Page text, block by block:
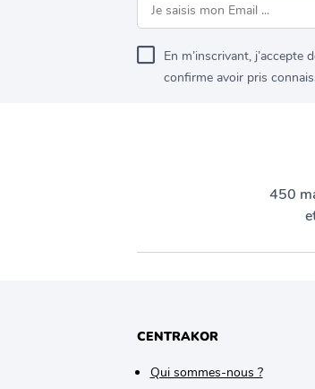
En m’inscrivant,
confirme avoir pris
450
CENTRAKOR
Qui sommes-nous ?